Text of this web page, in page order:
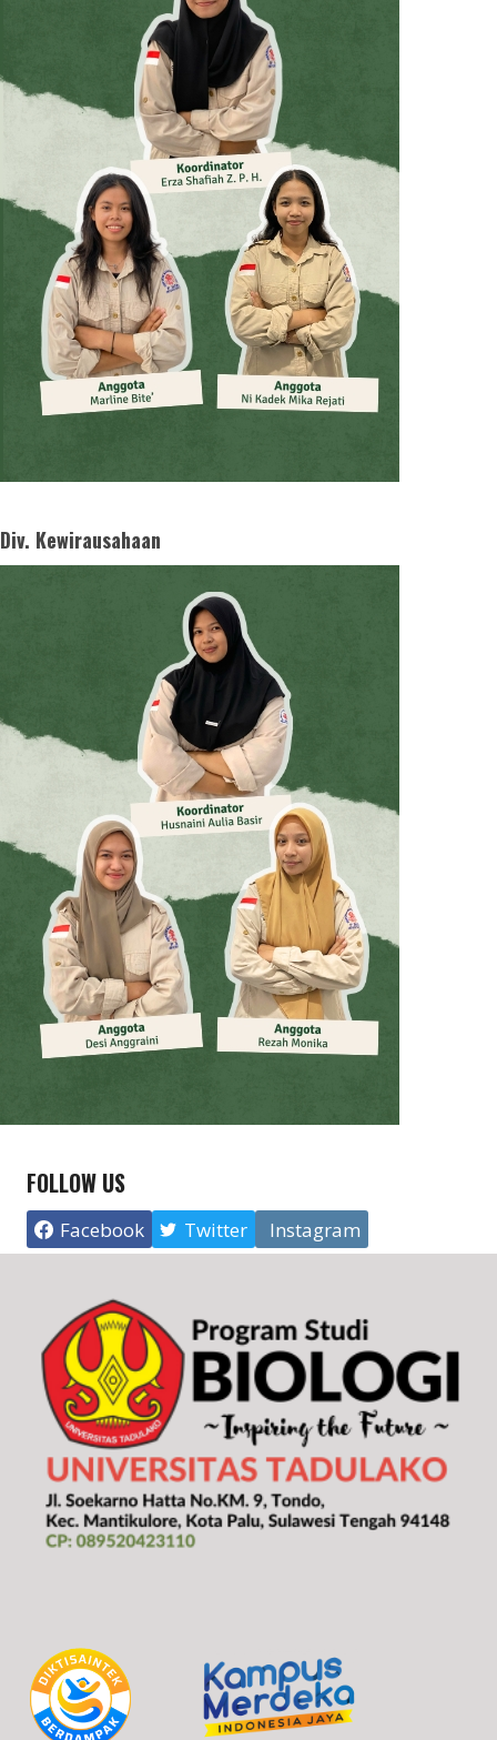
Div. Kewirausahaan
FOLLOW US
Facebook Twitter Instagram